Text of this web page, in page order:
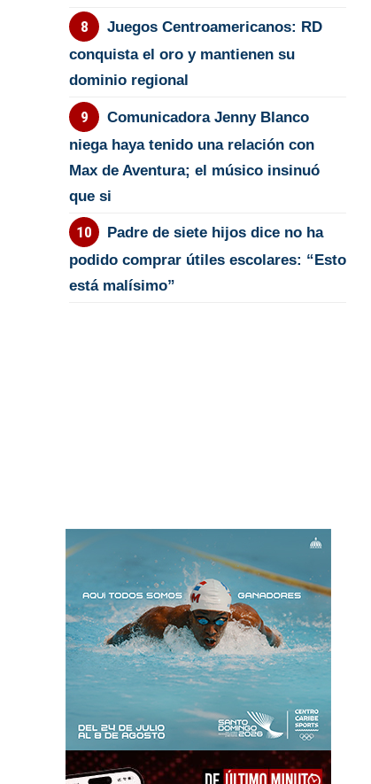
Juegos Centroamericanos: RD
conquista el oro y mantienen su
dominio regional
Comunicadora Jenny Blanco
niega haya tenido una relación con
Max de Aventura; el músico insinuó
que si
Padre de siete hijos dice no ha
podido comprar útiles escolares: “Esto
está malísimo”